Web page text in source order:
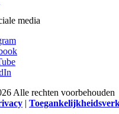
media
Alle rechten voorbehouden
|